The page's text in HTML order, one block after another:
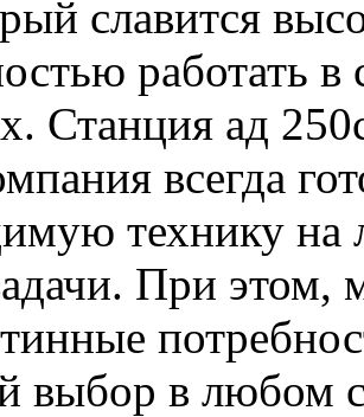
славится
работать
Станция ад
всегда
технику на
При этом,
выбор в любом